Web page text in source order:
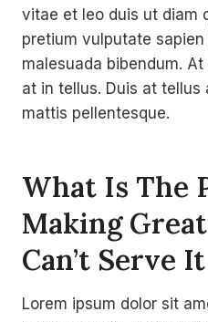
vitae et leo duis ut diam
pretium vulputate
malesuada bibendum.
at in tellus. Duis at tellus
mattis pellentesque.
What Is The
Making
Can’t Serve
Lorem ipsum dolor sit